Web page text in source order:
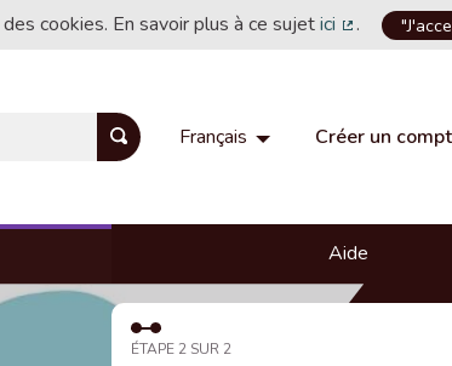
cookies. En savoir plus à ce sujetici
(Lien
.
Français Choisir la langue
Créer un
Aide
ÉTAPE 2 SUR 2